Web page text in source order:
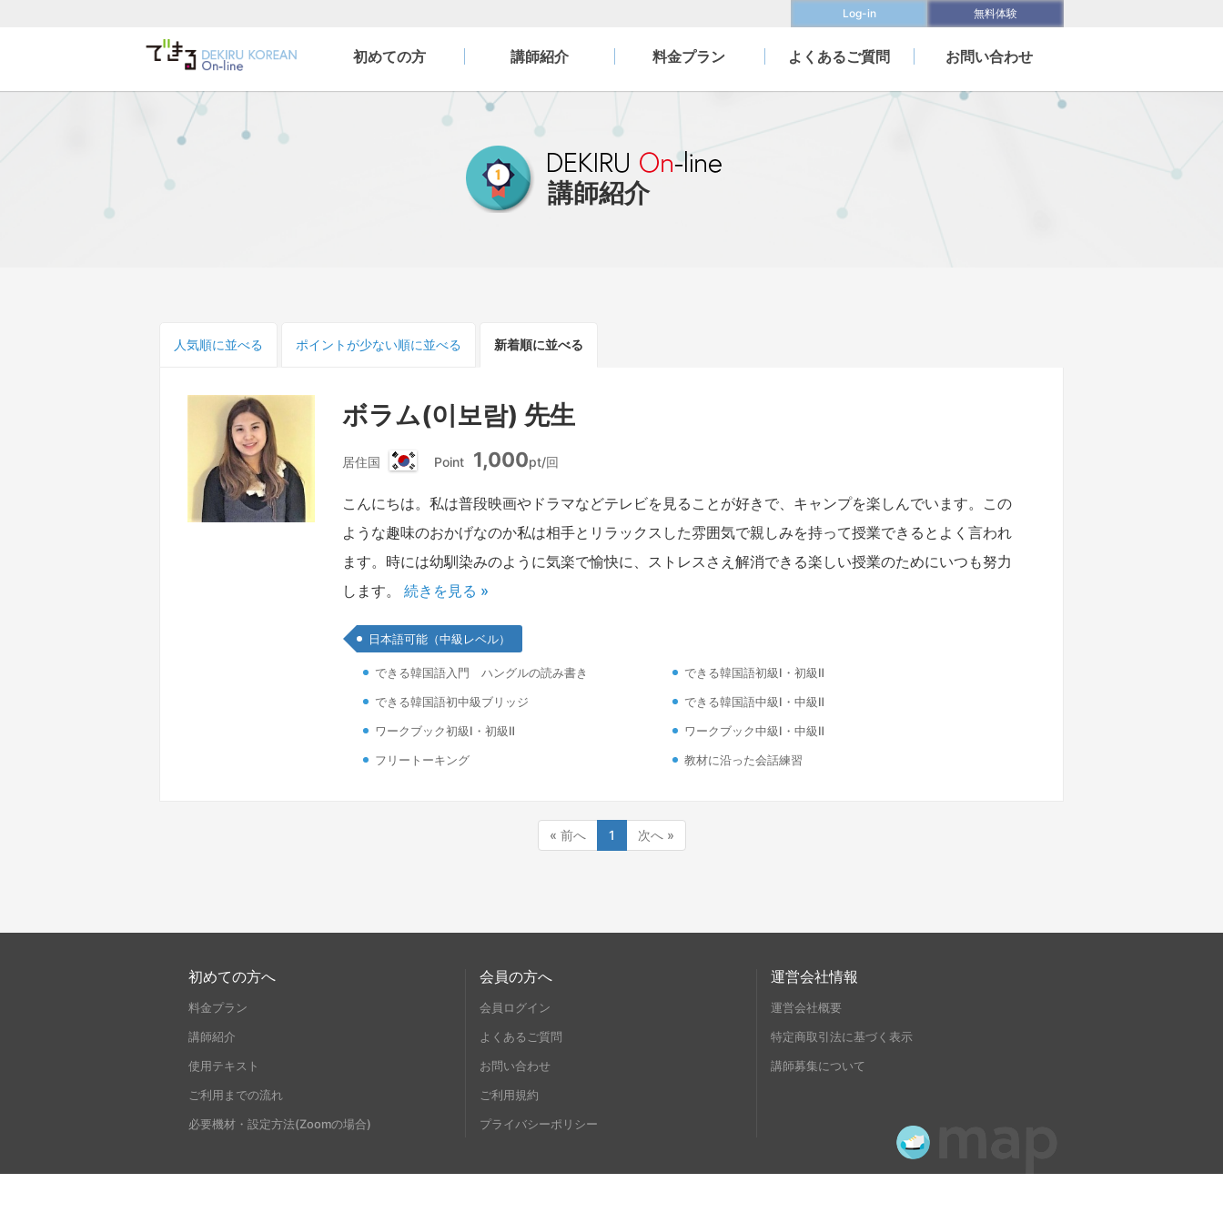
Log-in 無料体験
できる韓国語オンライ
初めての方 講師紹介 料金プラン よくあるご質問 お問い合わせ
講師紹介
人気順に並べる ポイントが少ない順に並べる 新着順に並べる
ボラム(이보람) 先生
居住国
韓
国
Point 1,000pt/回
こんにちは。私は普段映画やドラマなどテレビを見ることが好きで、キャンプを楽しんでいます。この
ような趣味のおかげなのか私は相手とリラックスした雰囲気で親しみを持って授業できるとよく言われ
ます。時には幼馴染みのように気楽で愉快に、ストレスさえ解消できる楽しい授業のためにいつも努力
します。続きを見る »
日本語可能（中級レベル）
できる韓国語入門 ハングルの読み書き
できる韓国語初級Ⅰ・初級Ⅱ
できる韓国語初中級ブリッジ
できる韓国語中級Ⅰ・中級Ⅱ
ワークブック初級Ⅰ・初級Ⅱ
ワークブック中級Ⅰ・中級Ⅱ
フリートーキング
教材に沿った会話練習
« 前へ 1 次へ »
初めての方へ
料金プラン
講師紹介
使用テキスト
ご利用までの流れ
必要機材・設定方法(Zoomの場合)
会員の方へ
会員ログイン
よくあるご質問
お問い合わせ
ご利用規約
プライバシーポリシー
運営会社情報
運営会社概要
特定商取引法に基づく表示
講師募集について